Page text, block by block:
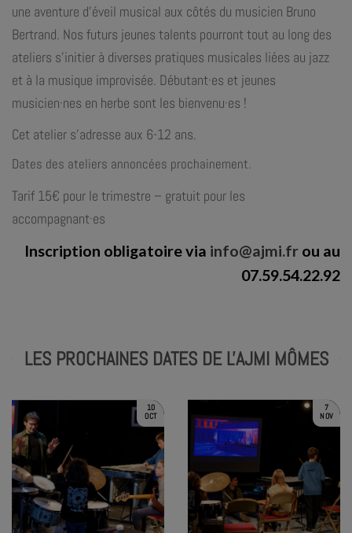
une aventure d’éveil musical aux côtés du musicien Bruno
Bertrand. Nos futurs jeunes talents pourront tout au long des
ateliers s’initier à diverses pratiques musicales liées au jazz
et à la musique improvisée. Débutant·es et jeunes
musicien·nes en herbe sont les bienvenu·es !
Cet atelier s’adresse aux 6-12 ans.
Dates des ateliers annoncées prochainement.
Tarif 15€ pour le trimestre – gratuit pour les
accompagnant·es
Inscription obligatoire via info@ajmi.fr ou au
07.59.54.22.92
LES PROCHAINES DATES DE L'AJMI MÔMES
10
OCT
7
NOV